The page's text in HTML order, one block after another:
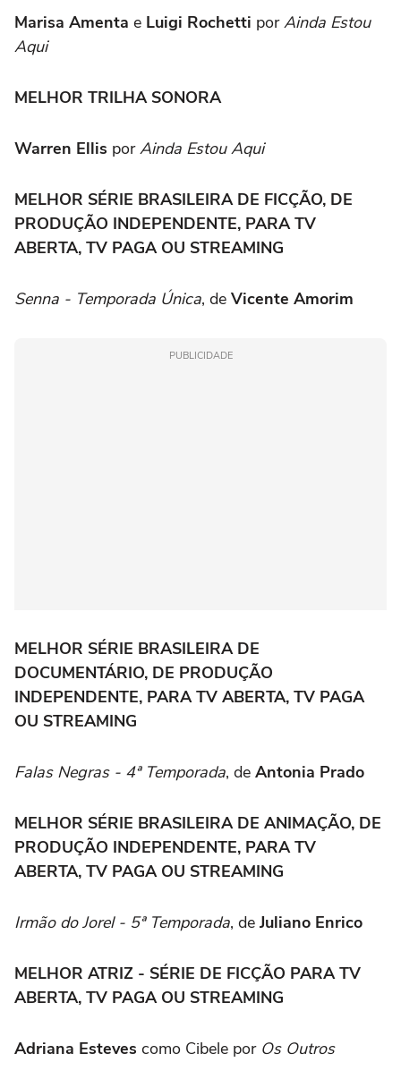
Marisa Amenta e Luigi Rochetti porAinda Estou
Aqui
MELHOR TRILHA SONORA
Warren Ellis porAinda Estou Aqui
MELHOR SÉRIE BRASILEIRA DE FICÇÃO, DE
PRODUÇÃO INDEPENDENTE, PARA TV
ABERTA, TV PAGA OU STREAMING
Senna - Temporada Única, de Vicente Amorim
PUBLICIDADE
MELHOR SÉRIE BRASILEIRA DE
DOCUMENTÁRIO, DE PRODUÇÃO
INDEPENDENTE, PARA TV ABERTA, TV PAGA
OU STREAMING
Falas Negras - 4ª Temporada, de Antonia Prado
MELHOR SÉRIE BRASILEIRA DE ANIMAÇÃO, DE
PRODUÇÃO INDEPENDENTE, PARA TV
ABERTA, TV PAGA OU STREAMING
Irmão do Jorel - 5ª Temporada, de Juliano Enrico
MELHOR ATRIZ - SÉRIE DE FICÇÃO PARA TV
ABERTA, TV PAGA OU STREAMING
Adriana Esteves como Cibele por Os Outros